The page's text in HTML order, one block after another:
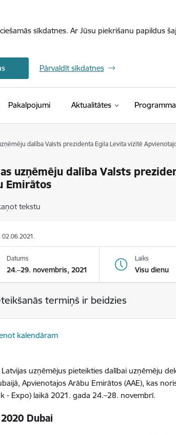
sīkdatnes. Ar Jūsu piekrišanu papildus
Pārvaldīt sīkdatnes
Pakalpojumi Aktualitātes
dalība Valsts prezidenta Egila Levita vizītē
uzņēmēju dalība Valsts
Emirātos
tekstu
02.06.2021.
Datums
24.–29. novembris, 2021
Laiks
Visu dienu
termiņš ir beidzies
kalendāram
uzņēmējus pieteikties dalībai uzņēmēju
Apvienotajos Arābu Emirātos (AAE), kas
- Expo) laikā 2021. gada 24.–28. novembrī.
2020 Dubai